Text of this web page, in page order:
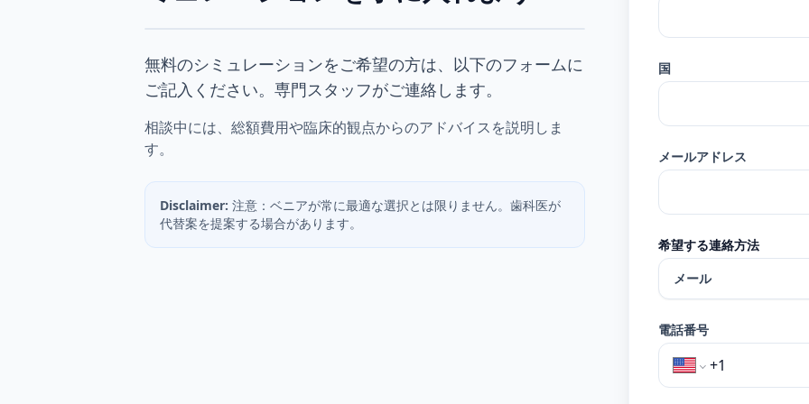
無料のシミュレーションをご希望の方は、以下のフォームに
ご記入ください。専門スタッフがご連絡します。
相談中には、総額費用や臨床的観点からのアドバイスを説明しま
す。
Disclaimer: 注意：ベニアが常に最適な選択とは限りません。歯科医が
代替案を提案する場合があります。
国
メールアドレス
希望する連絡方法
メール
電話番号